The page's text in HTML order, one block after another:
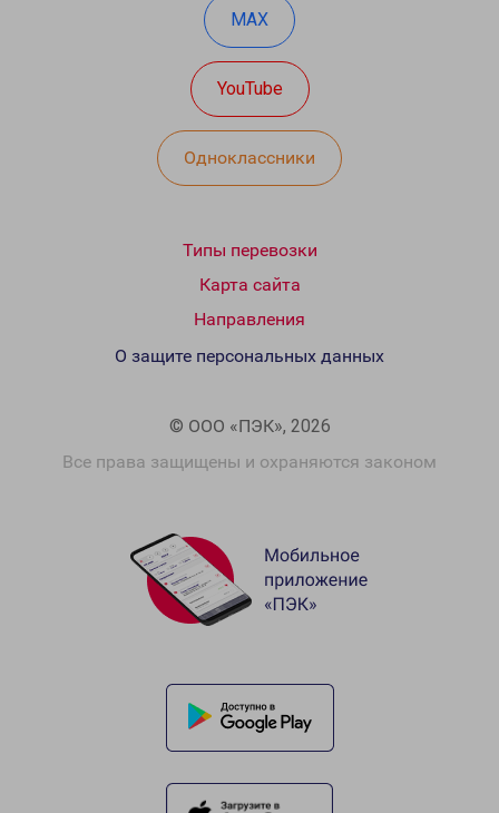
MAX
YouTube
Одноклассники
Типы перевозки
Карта сайта
Направления
© ООО «ПЭК», 2026
Все права защищены и охраняются законом
О защите персональных данных